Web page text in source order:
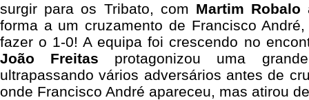
surgir para os Tribato, com Martim Robalo
forma a um cruzamento de Francisco
fazer o 1-0! A equipa foi crescendo no
João Freitas protagonizou uma
ultrapassando vários adversários antes de
onde Francisco André apareceu, mas atirou